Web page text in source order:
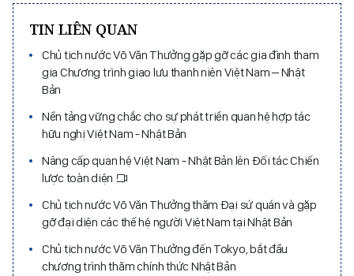
TIN LIÊN QUAN
Chủ tịch nước Võ Văn Thưởng gặp gỡ các gia đình tham
gia Chương trình giao lưu thanh niên Việt Nam – Nhật
Bản
Nền tảng vững chắc cho sự phát triển quan hệ hợp tác
hữu nghị Việt Nam - Nhật Bản
Nâng cấp quan hệ Việt Nam - Nhật Bản lên Đối tác Chiến
lược toàn diện
Chủ tịch nước Võ Văn Thưởng thăm Đại sứ quán và gặp
gỡ đại diện các thế hệ người Việt Nam tại Nhật Bản
Chủ tịch nước Võ Văn Thưởng đến Tokyo, bắt đầu
chương trình thăm chính thức Nhật Bản